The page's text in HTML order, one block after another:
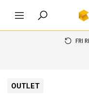
FRI
OUTLET